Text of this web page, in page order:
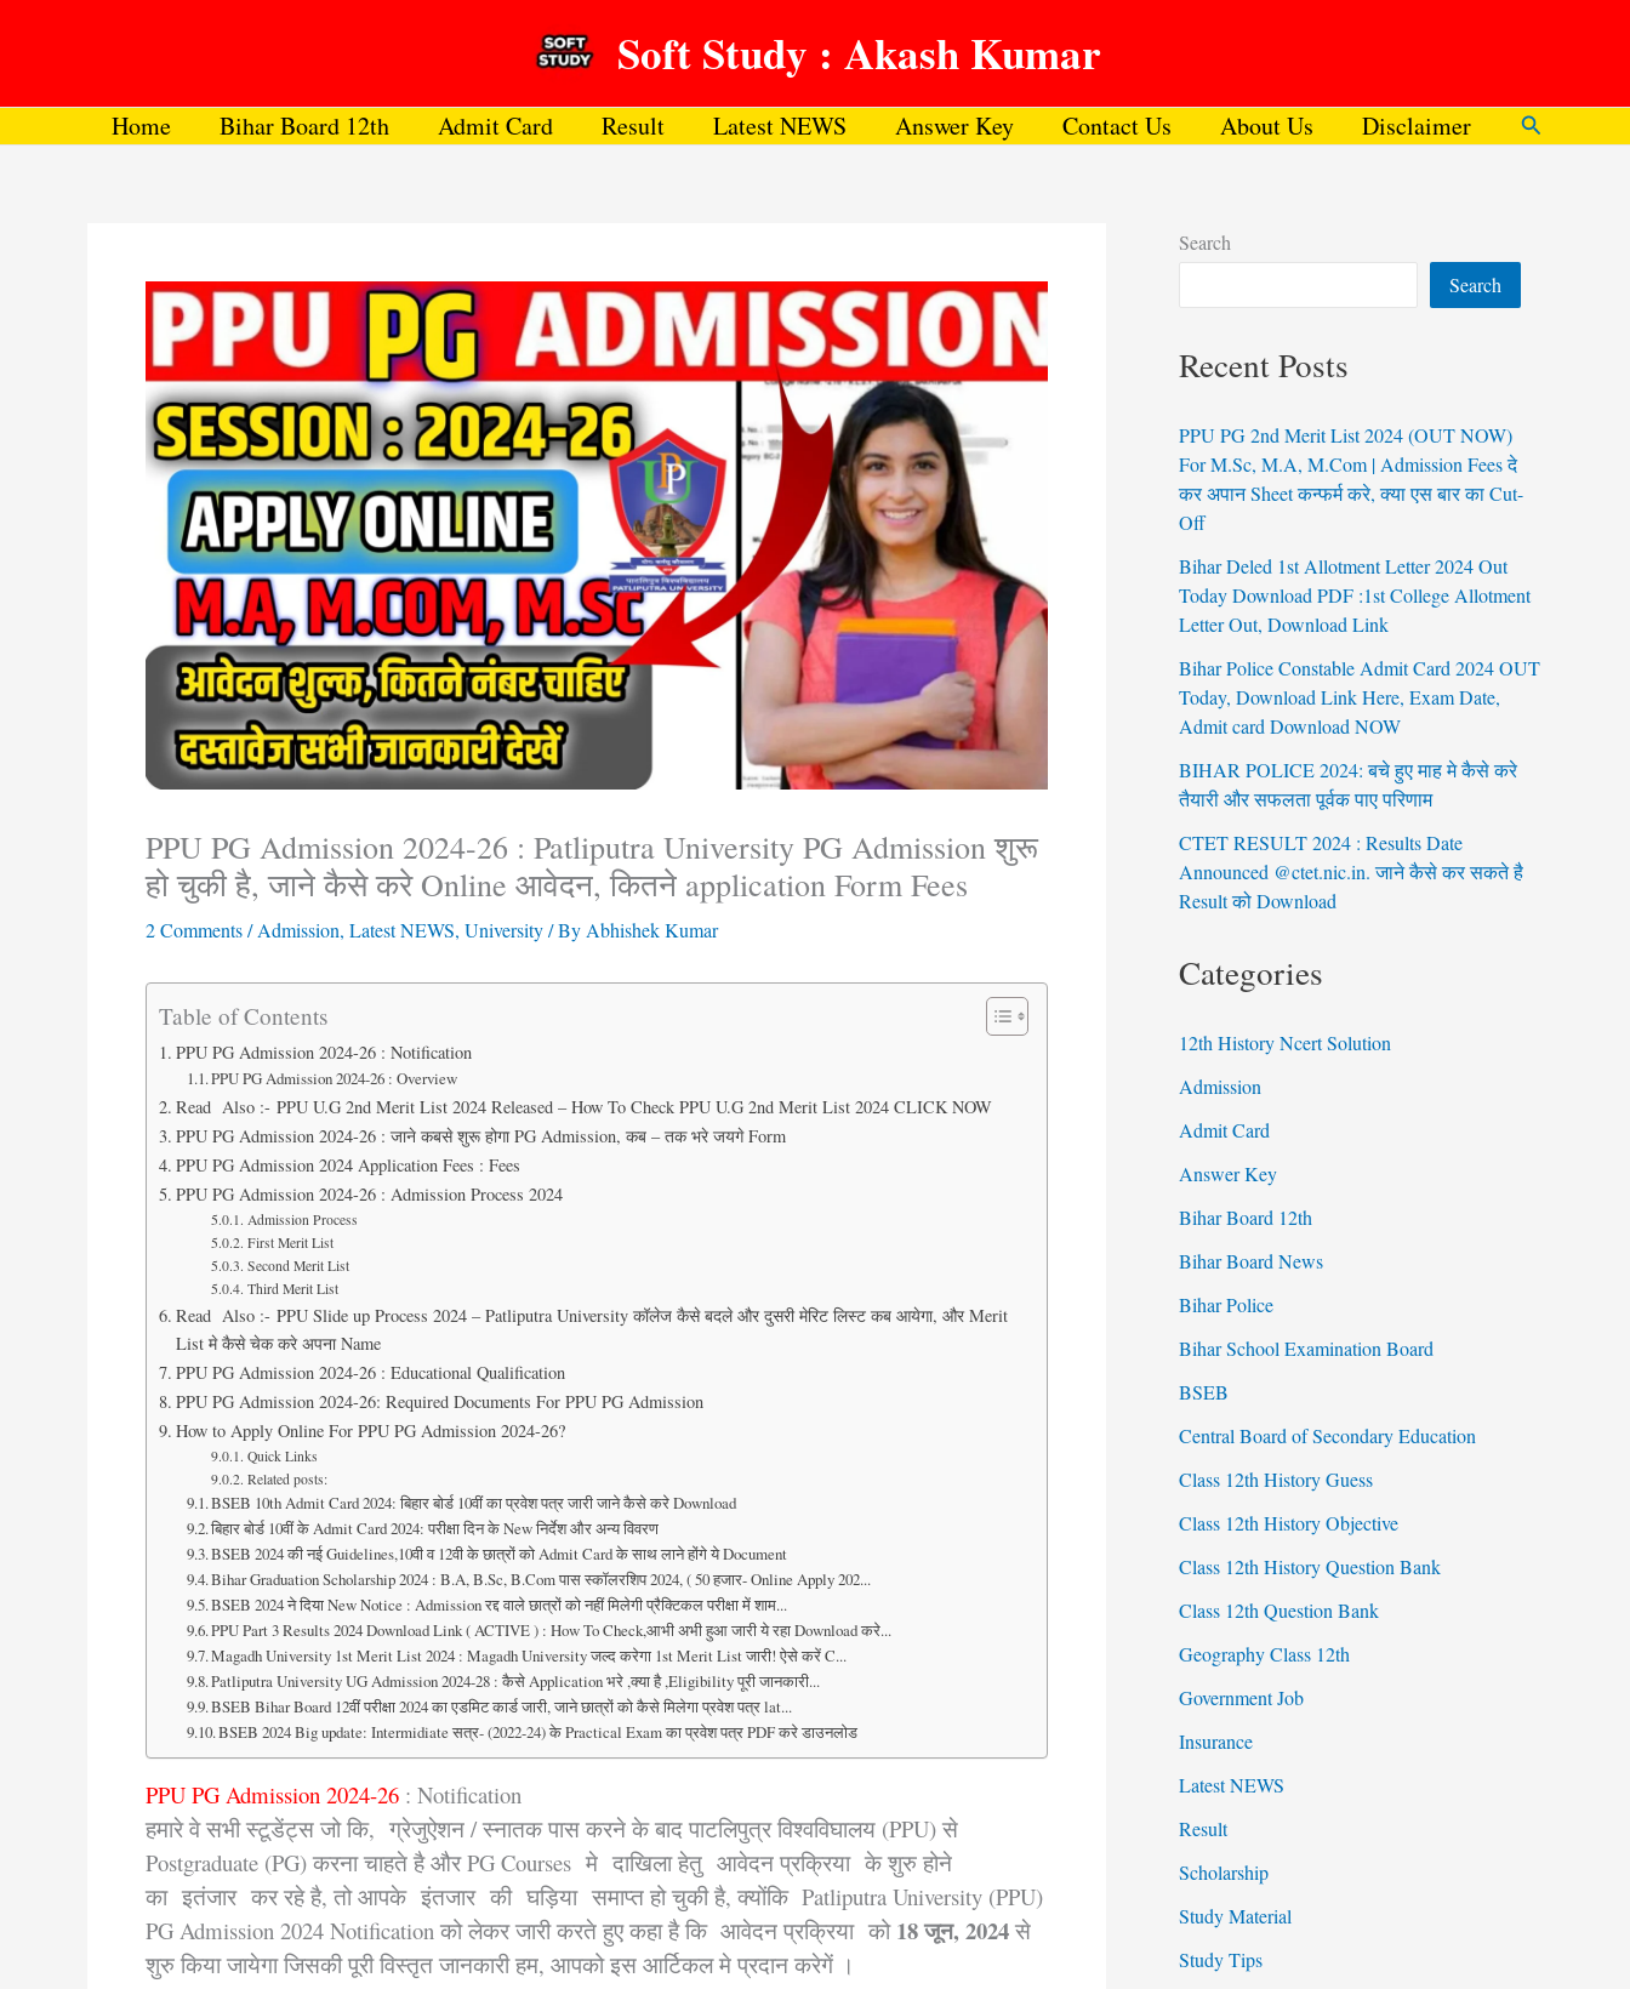
Soft Study : Akash Kumar
Home Bihar Board 12th Admit Card Result Latest NEWS Answer Key Contact Us About Us Disclaimer Search
PPU PG Admission 2024-26 : Patliputra University PG Admission शुरू
हो चुकी है, जाने कैसे करे Online आवेदन, कितने application Form Fees
2 Comments/Admission, Latest NEWS, University/ By Abhishek Kumar
Table of Contents
PPU PG Admission 2024-26 : Notification
PPU PG Admission 2024-26 : Overview
Read Also :- PPU U.G 2nd Merit List 2024 Released – How To Check PPU U.G 2nd Merit List 2024 CLICK NOW
PPU PG Admission 2024-26 : जाने कबसे शुरू होगा PG Admission, कब – तक भरे जयगे Form
PPU PG Admission 2024 Application Fees : Fees
PPU PG Admission 2024-26 : Admission Process 2024
Admission Process
First Merit List
Second Merit List
Third Merit List
Read Also :- PPU Slide up Process 2024 – Patliputra University कॉलेज कैसे बदले और दुसरी मेरिट लिस्ट कब आयेगा, और Merit
List मे कैसे चेक करे अपना Name
PPU PG Admission 2024-26 : Educational Qualification
PPU PG Admission 2024-26: Required Documents For PPU PG Admission
How to Apply Online For PPU PG Admission 2024-26?
Quick Links
Related posts:
BSEB 10th Admit Card 2024: बिहार बोर्ड 10वीं का प्रवेश पत्र जारी जाने कैसे करे Download
बिहार बोर्ड 10वीं के Admit Card 2024: परीक्षा दिन के New निर्देश और अन्य विवरण
BSEB 2024 की नई Guidelines,10वी व 12वी के छात्रों को Admit Card के साथ लाने होंगे ये Document
Bihar Graduation Scholarship 2024 : B.A, B.Sc, B.Com पास स्कॉलरशिप 2024, ( 50 हजार- Online Apply 202...
BSEB 2024 ने दिया New Notice : Admission रद्द वाले छात्रों को नहीं मिलेगी प्रैक्टिकल परीक्षा में शाम...
PPU Part 3 Results 2024 Download Link ( ACTIVE ) : How To Check,आभी अभी हुआ जारी ये रहा Download करे...
Magadh University 1st Merit List 2024 : Magadh University जल्द करेगा 1st Merit List जारी! ऐसे करें C...
Patliputra University UG Admission 2024-28 : कैसे Application भरे ,क्या है ,Eligibility पूरी जानकारी...
BSEB Bihar Board 12वीं परीक्षा 2024 का एडमिट कार्ड जारी, जाने छात्रों को कैसे मिलेगा प्रवेश पत्र lat...
BSEB 2024 Big update: Intermidiate सत्र- (2022-24) के Practical Exam का प्रवेश पत्र PDF करे डाउनलोड
PPU PG Admission 2024-26 : Notification
हमारे वे सभी स्टूडेंट्स जो कि, ग्रेजुऐशन / स्नातक पास करने के बाद पाटलिपुत्र विश्वविघालय (PPU) से
Postgraduate (PG) करना चाहते है और PG Courses मे दाखिला हेतु आवेदन प्रक्रिया के शुरु होने
का इतंजार कर रहे है, तो आपके इंतजार की घड़िया समाप्त हो चुकी है, क्योंकि Patliputra University (PPU)
PG Admission 2024 Notification को लेकर जारी करते हुए कहा है कि आवेदन प्रक्रिया को 18 जून, 2024 से
शुरु किया जायेगा जिसकी पूरी विस्तृत जानकारी हम, आपको इस आर्टिकल मे प्रदान करेगें ।
Search
Search
Recent Posts
PPU PG 2nd Merit List 2024 (OUT NOW)
For M.Sc, M.A, M.Com | Admission Fees दे
कर अपान Sheet कन्फर्म करे, क्या एस बार का Cut-
Off
Bihar Deled 1st Allotment Letter 2024 Out
Today Download PDF :1st College Allotment
Letter Out, Download Link
Bihar Police Constable Admit Card 2024 OUT
Today, Download Link Here, Exam Date,
Admit card Download NOW
BIHAR POLICE 2024: बचे हुए माह मे कैसे करे
तैयारी और सफलता पूर्वक पाए परिणाम
CTET RESULT 2024 : Results Date
Announced @ctet.nic.in. जाने कैसे कर सकते है
Result को Download
Categories
12th History Ncert Solution
Admission
Admit Card
Answer Key
Bihar Board 12th
Bihar Board News
Bihar Police
Bihar School Examination Board
BSEB
Central Board of Secondary Education
Class 12th History Guess
Class 12th History Objective
Class 12th History Question Bank
Class 12th Question Bank
Geography Class 12th
Government Job
Insurance
Latest NEWS
Result
Scholarship
Study Material
Study Tips